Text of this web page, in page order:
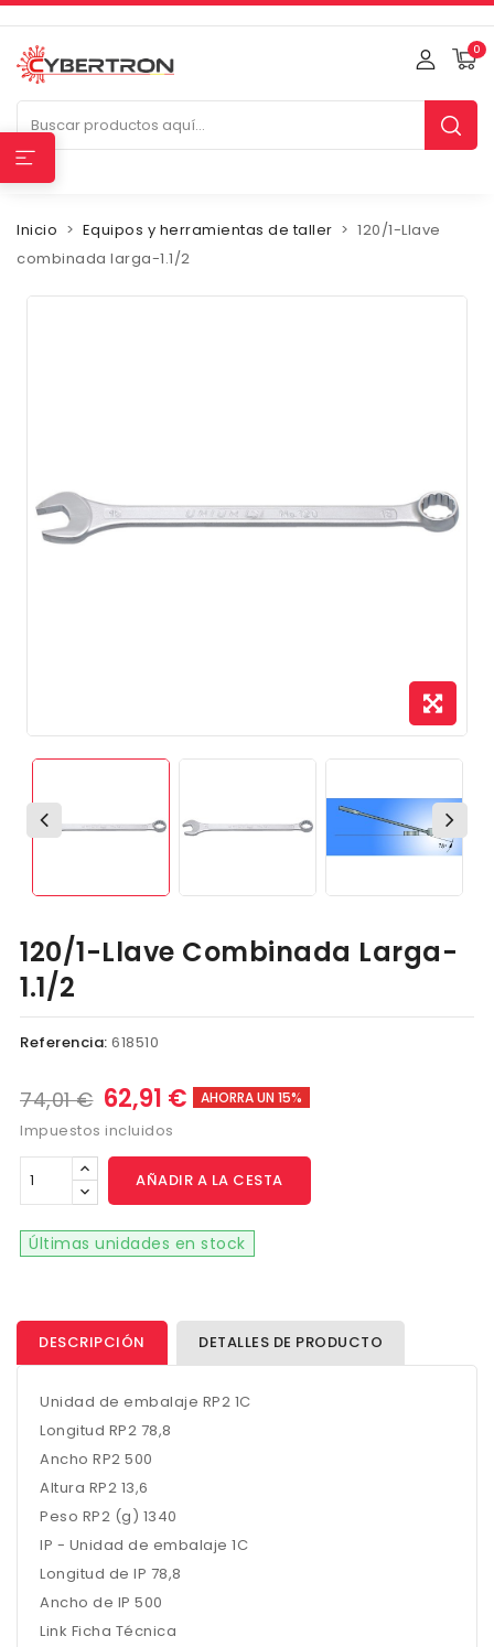
0
Inicio Equipos y herramientas de taller
120/1-Llave
combinada larga-1.1/2
120/1-Llave Combinada Larga-
1.1/2
Referencia: 618510
74,01 € 62,91 € AHORRA UN 15%
Impuestos incluidos
AÑADIR A LA CESTA
Últimas unidades en stock
DESCRIPCIÓN DETALLES DE PRODUCTO
Unidad de embalaje RP2 1C
Longitud RP2 78,8
Ancho RP2 500
Altura RP2 13,6
Peso RP2 (g) 1340
IP - Unidad de embalaje 1C
Longitud de IP 78,8
Ancho de IP 500
Link Ficha Técnica